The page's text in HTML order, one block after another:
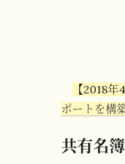
【2018
ポートを構
共有名